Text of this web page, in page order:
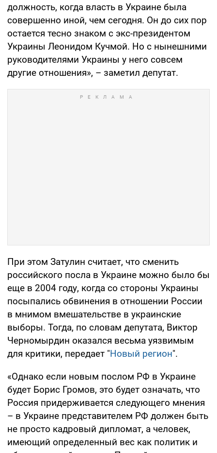
должность, когда власть в Украине была
совершенно иной, чем сегодня. Он до сих пор
остается тесно знаком с экс-президентом
Украины Леонидом Кучмой. Но с нынешними
руководителями Украины у него совсем
другие отношения», – заметил депутат.
При этом Затулин считает, что сменить
российского посла в Украине можно было бы
еще в 2004 году, когда со стороны Украины
посыпались обвинения в отношении России
в мнимом вмешательстве в украинские
выборы. Тогда, по словам депутата, Виктор
Черномырдин оказался весьма уязвимым
для критики, передает "Новый регион".
«Однако если новым послом РФ в Украине
будет Борис Громов, это будет означать, что
Россия придерживается следующего мнения
– в Украине представителем РФ должен быть
не просто кадровый дипломат, а человек,
имеющий определенный вес как политик и